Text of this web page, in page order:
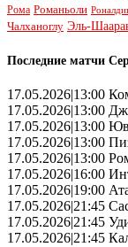
Рома Романьоли
Чалханоглу Эль-
Последние матчи
17.05.2026|13:00
17.05.2026|13:00
17.05.2026|13:00
17.05.2026|13:00
17.05.2026|13:00
17.05.2026|16:00
17.05.2026|19:00
17.05.2026|21:45
17.05.2026|21:45
17.05.2026|21:45